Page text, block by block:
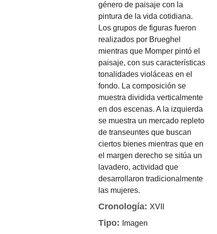
género de paisaje con la
pintura de la vida cotidiana.
Los grupos de figuras fueron
realizados por Brueghel
mientras que Momper pintó el
paisaje, con sus características
tonalidades violáceas en el
fondo. La composición se
muestra dividida verticalmente
en dos escenas. A la izquierda
se muestra un mercado repleto
de transeuntes que buscan
ciertos bienes mientras que en
el margen derecho se sitúa un
lavadero, actividad que
desarrollaron tradicionalmente
las mujeres.
Cronología:XVII
Tipo: Imagen